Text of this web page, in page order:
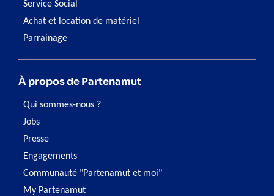
Service Social
Achat et location de matériel
Parrainage
À propos de Partenamut
Qui sommes-nous ?
Jobs
Presse
Engagements
Communauté "Partenamut et moi"
My Partenamut